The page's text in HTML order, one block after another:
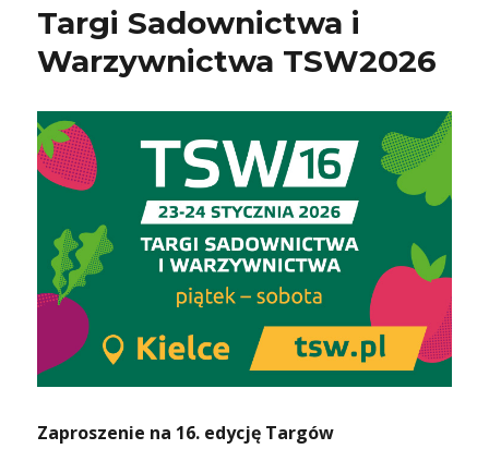
Targi Sadownictwa i
Warzywnictwa TSW2026
Zaproszenie na 16. edycję Targów